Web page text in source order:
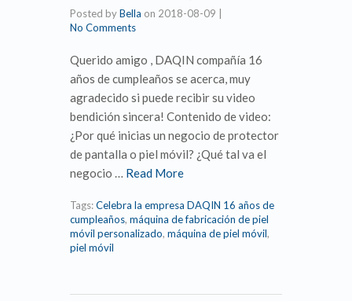
Posted byBella on 2018-08-09 |
No Comments
Querido amigo , DAQIN compañía 16
años de cumpleaños se acerca, muy
agradecido si puede recibir su video
bendición sincera! Contenido de video:
¿Por qué inicias un negocio de protector
de pantalla o piel móvil? ¿Qué tal va el
negocio … Read More
Tags:Celebra la empresa DAQIN 16 años de
cumpleaños, máquina de fabricación de piel
móvil personalizado, máquina de piel móvil,
piel móvil